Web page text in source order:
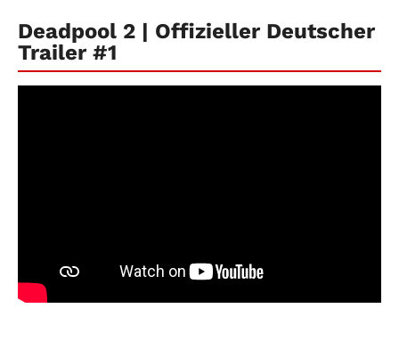
Deadpool 2 | Offizieller Deutscher
Trailer #1